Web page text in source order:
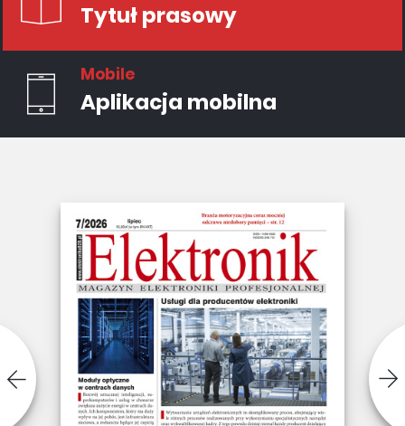
Tytuł prasowy
Mobile
Aplikacja mobilna